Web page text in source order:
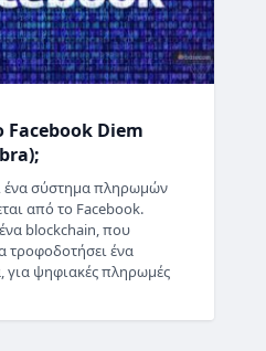
Facebook Diem
ένα σύστημα πληρωμών
από το Facebook.
ένα blockchain, που
τροφοδοτήσει ένα
για ψηφιακές πληρωμές